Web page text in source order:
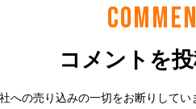
コメントを
への売り込みの一切をお断りしてい